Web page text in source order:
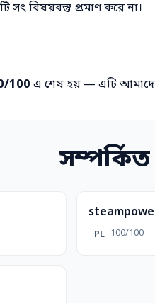
সৎ বিষয়বস্তু প্রমাণ করে না।
100 এ শেষ হয় — এটি
PL 100/100